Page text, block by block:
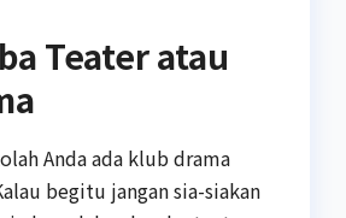
Teater atau
Anda ada klub drama
begitu jangan sia-siakan